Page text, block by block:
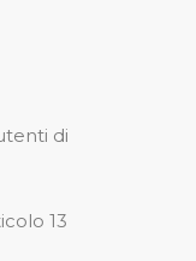
di
13